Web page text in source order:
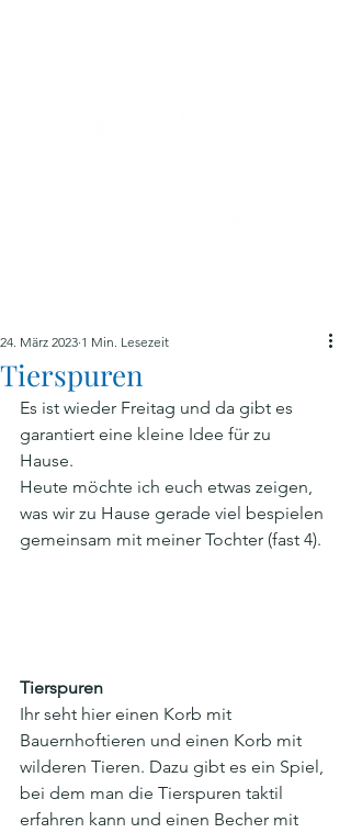
Tierspuren
24. März 2023 1 Min. Lesezeit
Es ist wieder Freitag und da gibt es
garantiert eine kleine Idee für zu
Hause.
Heute möchte ich euch etwas zeigen,
was wir zu Hause gerade viel bespielen
gemeinsam mit meiner Tochter (fast 4).
Tierspuren
Ihr seht hier einen Korb mit
Bauernhoftieren und einen Korb mit
wilderen Tieren. Dazu gibt es ein Spiel,
bei dem man die Tierspuren taktil
erfahren kann und einen Becher mit